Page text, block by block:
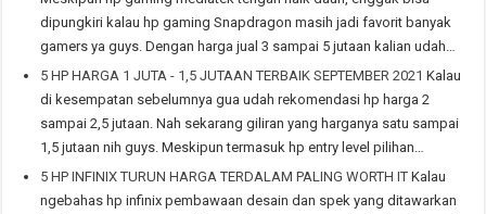
dipungkiri kalau hp gaming Snapdragon masih jadi favorit banyak
gamers ya guys. Dengan harga jual 3 sampai 5 jutaan kalian udah…
5 HP HARGA 1 JUTA - 1,5 JUTAAN TERBAIK SEPTEMBER 2021 Kalau
di kesempatan sebelumnya gua udah rekomendasi hp harga 2
sampai 2,5 jutaan. Nah sekarang giliran yang harganya satu sampai
1,5 jutaan nih guys. Meskipun termasuk hp entry level pilihan…
5 HP INFINIX TURUN HARGA TERDALAM PALING WORTH IT Kalau
ngebahas hp infinix pembawaan desain dan spek yang ditawarkan